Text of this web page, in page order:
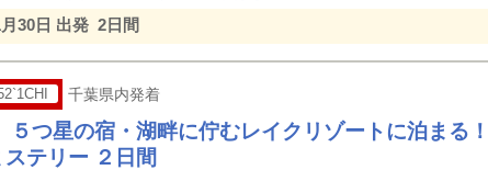
30日 出発 2日間
千葉県内発着
５つ星の宿・湖畔に佇むレイクリゾートに泊まる
テリー ２日間